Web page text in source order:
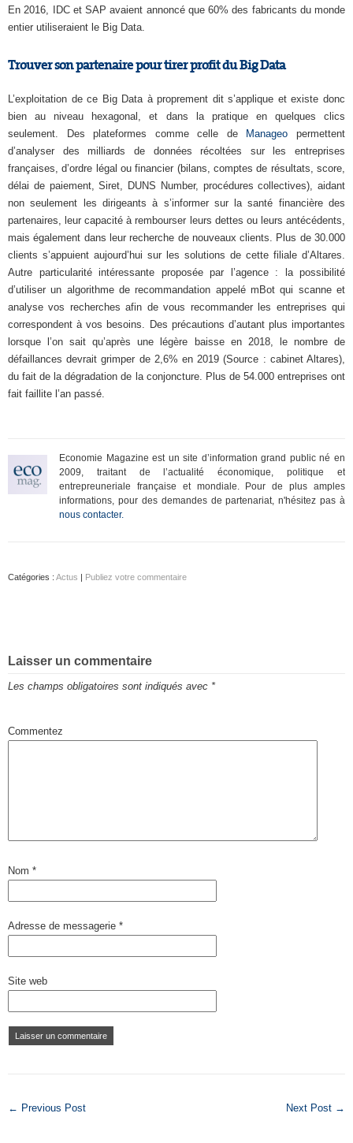
En 2016, IDC et SAP avaient annoncé que 60% des fabricants du monde
entier utiliseraient le Big Data.
Trouver son partenaire pour tirer profit du Big Data
L’exploitation de ce Big Data à proprement dit s’applique et existe donc
bien au niveau hexagonal, et dans la pratique en quelques clics
seulement. Des plateformes comme celle de
Manageo permettent
d’analyser des milliards de données récoltées sur les entreprises
françaises, d’ordre légal ou financier (bilans, comptes de résultats, score,
délai de paiement, Siret, DUNS Number, procédures collectives), aidant
non seulement les dirigeants à s’informer sur la santé financière des
partenaires, leur capacité à rembourser leurs dettes ou leurs antécédents,
mais également dans leur recherche de nouveaux clients. Plus de 30.000
clients s’appuient aujourd’hui sur les solutions de cette filiale d’Altares.
Autre particularité intéressante proposée par l’agence : la possibilité
d’utiliser un algorithme de recommandation appelé mBot qui scanne et
analyse vos recherches afin de vous recommander les entreprises qui
correspondent à vos besoins. Des précautions d’autant plus importantes
lorsque l’on sait qu’après une légère baisse en 2018, le nombre de
défaillances devrait grimper de 2,6% en 2019 (Source : cabinet Altares),
du fait de la dégradation de la conjoncture. Plus de 54.000 entreprises ont
fait faillite l’an passé.
Economie Magazine est un site d’information grand public né en
2009, traitant de l’actualité économique, politique et
entrepreuneriale française et mondiale. Pour de plus amples
informations, pour des demandes de partenariat, n'hésitez pas à
nous contacter.
Catégories : Actus Publiez votre commentaire
Laisser un commentaire
Les champs obligatoires sont indiqués avec *
Commentez
Nom *
Adresse de messagerie *
Site web
← Previous Post Next Post →